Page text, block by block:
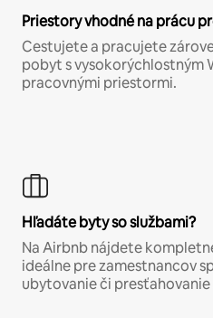
Priestory vhodné na prácu
Cestujete a pracujete
pobyt s vysokorýchlostným
pracovnými priestormi.
Hľadáte byty so službami?
Na Airbnb nájdete
ideálne pre zamestnancov
ubytovanie či presťahovanie